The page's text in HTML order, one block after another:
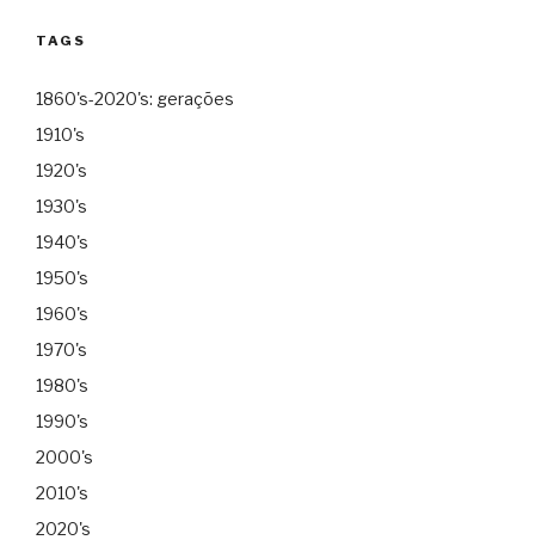
TAGS
1860's-2020's: gerações
1910's
1920's
1930's
1940's
1950's
1960's
1970's
1980's
1990's
2000's
2010's
2020's